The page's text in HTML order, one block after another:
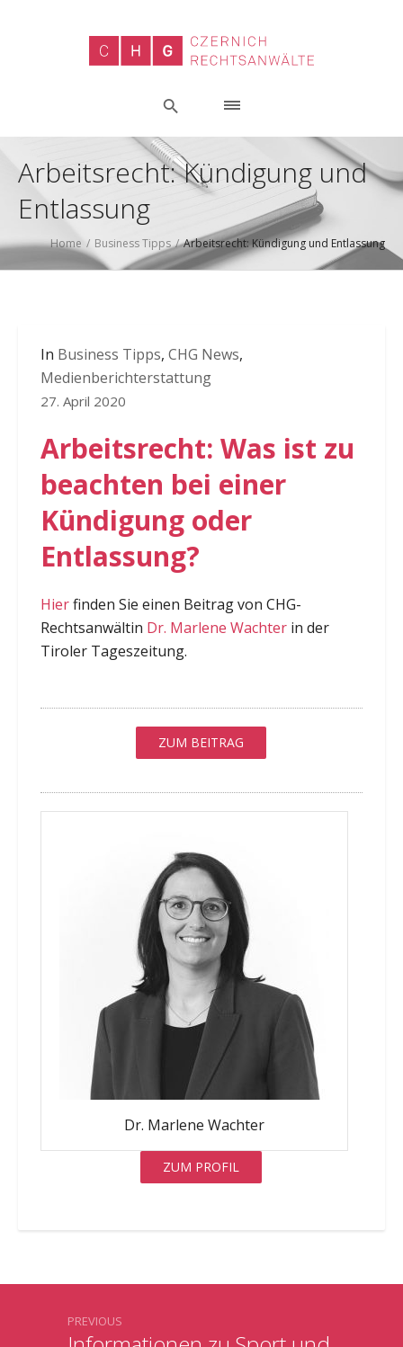
Arbeitsrecht: Kündigung und
Entlassung
Home / Business Tipps /Arbeitsrecht: Kündigung und Entlassung
In Business Tipps, CHG News,
Medienberichterstattung
27. April 2020
Arbeitsrecht: Was ist zu
beachten bei einer
Kündigung oder
Entlassung?
Hierfinden Sie einen Beitrag von CHG-
Rechtsanwältin Dr. Marlene Wachterin der
Tiroler Tageszeitung.
ZUM BEITRAG
Dr. Marlene Wachter
ZUM PROFIL
PREVIOUS